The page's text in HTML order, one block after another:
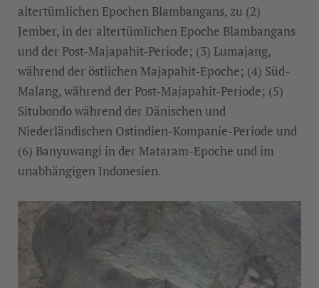
altertümlichen Epochen Blambangans, zu (2)
Jember, in der altertümlichen Epoche Blambangans
und der Post-Majapahit-Periode; (3) Lumajang,
während der östlichen Majapahit-Epoche; (4) Süd-
Malang, während der Post-Majapahit-Periode; (5)
Situbondo während der Dänischen und
Niederländischen Ostindien-Kompanie-Periode und
(6) Banyuwangi in der Mataram-Epoche und im
unabhängigen Indonesien.